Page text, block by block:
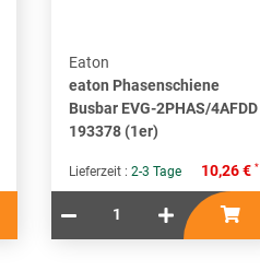
Eaton
eaton Phasenschiene
Busbar EVG-2PHAS/4AFDD
193378 (1er)
Lieferzeit : 2-3 Tage 10,26 € *